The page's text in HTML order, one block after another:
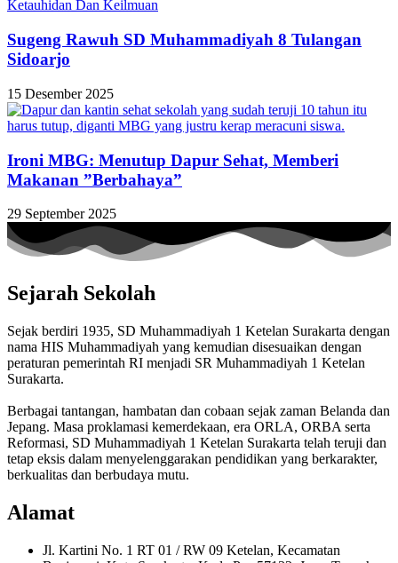
Sugeng Rawuh SD Muhammadiyah 8 Tulangan
Sidoarjo
15 Desember 2025
Ironi MBG: Menutup Dapur Sehat, Memberi
Makanan ”Berbahaya”
29 September 2025
Sejarah Sekolah
Sejak berdiri 1935, SD Muhammadiyah 1 Ketelan Surakarta dengan
nama HIS Muhammadiyah yang kemudian disesuaikan dengan
peraturan pemerintah RI menjadi SR Muhammadiyah 1 Ketelan
Surakarta.
Berbagai tantangan, hambatan dan cobaan sejak zaman Belanda dan
Jepang. Masa proklamasi kemerdekaan, era ORLA, ORBA serta
Reformasi, SD Muhammadiyah 1 Ketelan Surakarta telah teruji dan
tetap eksis dalam menyelenggarakan pendidikan yang berkarakter,
berkualitas dan berbudaya mutu.
Alamat
Jl. Kartini No. 1 RT 01 / RW 09 Ketelan, Kecamatan